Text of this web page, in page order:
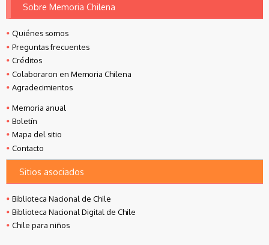
Sobre Memoria Chilena
Quiénes somos
Preguntas frecuentes
Créditos
Colaboraron en Memoria Chilena
Agradecimientos
Memoria anual
Boletín
Mapa del sitio
Contacto
Sitios asociados
Biblioteca Nacional de Chile
Biblioteca Nacional Digital de Chile
Chile para niños